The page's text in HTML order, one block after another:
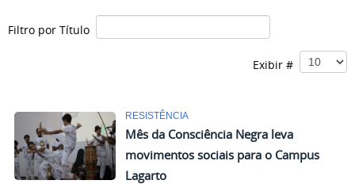
Filtro por Título
Exibir #
RESISTÊNCIA
Mês da Consciência Negra leva
movimentos sociais para o Campus
Lagarto